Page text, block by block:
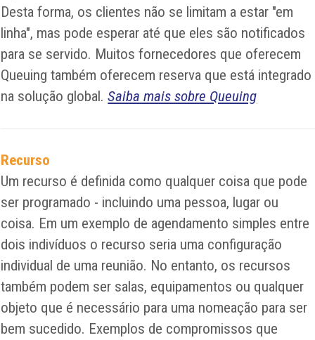
Desta forma, os clientes não se limitam a estar "em
linha", mas pode esperar até que eles são notificados
para se servido. Muitos fornecedores que oferecem
Queuing também oferecem reserva que está integrado
na solução global.Saiba mais sobre Queuing
Recurso
Um recurso é definida como qualquer coisa que pode
ser programado - incluindo uma pessoa, lugar ou
coisa. Em um exemplo de agendamento simples entre
dois indivíduos o recurso seria uma configuração
individual de uma reunião. No entanto, os recursos
também podem ser salas, equipamentos ou qualquer
objeto que é necessário para uma nomeação para ser
bem sucedido. Exemplos de compromissos que